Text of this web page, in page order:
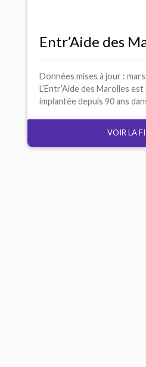
Entr’Aide des
Données mises à jour :
L’Entr’Aide des Marolles
implantée depuis 90 ans
VOIR LA